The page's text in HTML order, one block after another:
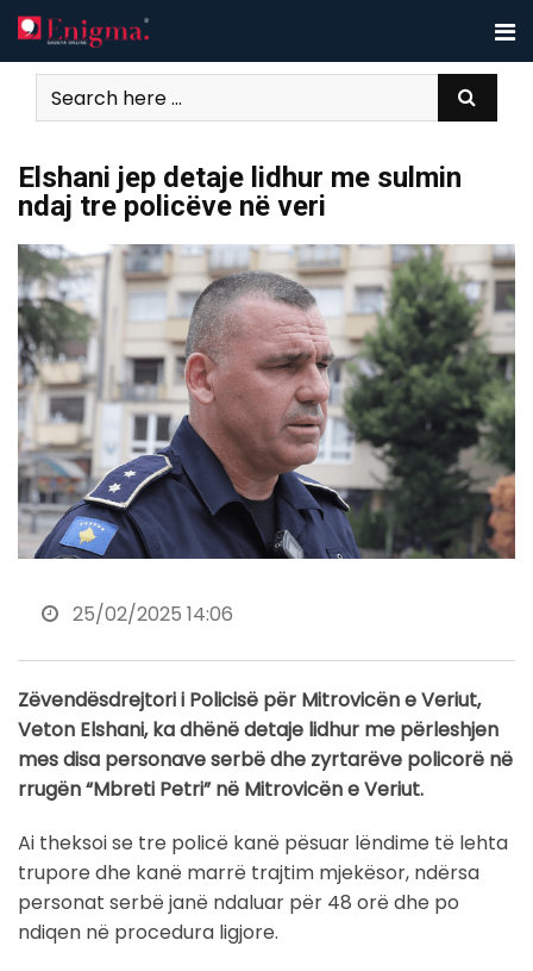
Skip
to
content
Elshani jep detaje lidhur me sulmin
ndaj tre policëve në veri
25/02/2025 14:06
Zëvendësdrejtori i Policisë për Mitrovicën e Veriut,
Veton Elshani, ka dhënë detaje lidhur me përleshjen
mes disa personave serbë dhe zyrtarëve policorë në
rrugën “Mbreti Petri” në Mitrovicën e Veriut.
Ai theksoi se tre policë kanë pësuar lëndime të lehta
trupore dhe kanë marrë trajtim mjekësor, ndërsa
personat serbë janë ndaluar për 48 orë dhe po
ndiqen në procedura ligjore.